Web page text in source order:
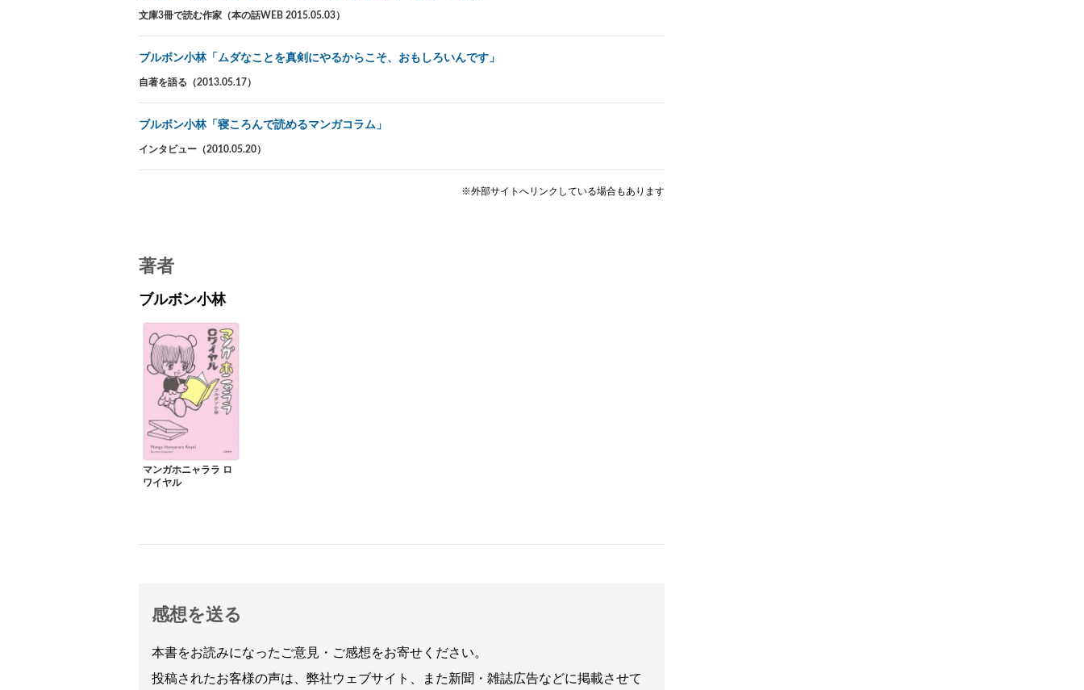
文庫3冊で読む作家（本の話WEB 2015.05.03）
ブルボン小林「ムダなことを真剣にやるからこそ、おもしろいんです」
自著を語る（2013.05.17）
ブルボン小林「寝ころんで読めるマンガコラム」
インタビュー（2010.05.20）
※外部サイトへリンクしている場合もあります
著者
ブルボン小林
マンガホニャララ ロ
ワイヤル
感想を送る
本書をお読みになったご意見・ご感想をお寄せください。
投稿されたお客様の声は、弊社ウェブサイト、また新聞・雑誌広告などに掲載させて